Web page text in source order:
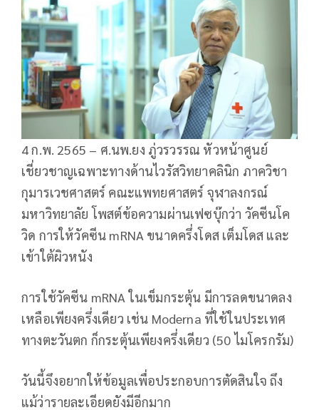
4 ก.พ. 2565 – ศ.นพ.ยง ภู่วรวรรณ หัวหน้าศูนย์
เชี่ยวชาญเฉพาะทางด้านไวรัสวิทยาคลินิก ภาควิชา
กุมารเวชศาสตร์ คณะแพทยศาสตร์ จุฬาลงกรณ์
มหาวิทยาลัย โพสต์ข้อความผ่านเฟซบุ๊กว่า วัคซีนโค
วิด การให้วัคซีน mRNA ขนาดครึ่งโดส เต็มโดส และ
เข้าใต้ผิวหนัง
การใช้วัคซีน mRNA ในเข็มกระตุ้น มีการลดขนาดลง
เหลือเพียงครึ่งเดียว เช่น Moderna ที่ใช้ในประเทศ
ทางตะวันตก ก็กระตุ้นเพียงครึ่งเดียว (50 ไมโครกรัม)
วันนี้จึงอยากให้ข้อมูลเพื่อประกอบการตัดสินใจ ถึง
แม้ว่ารายละเอียดยังมีอีกมาก